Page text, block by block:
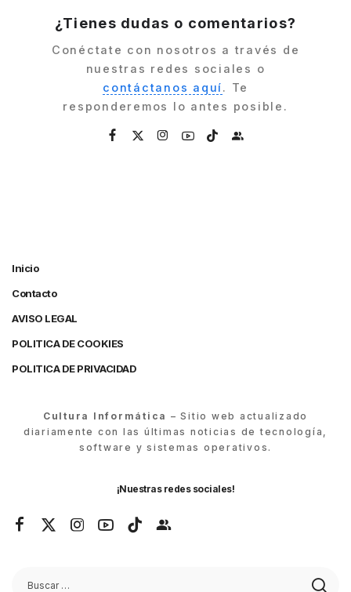
¿Tienes dudas o comentarios?
Conéctate con nosotros a través de
nuestras redes sociales o
contáctanos aquí. Te
responderemos lo antes posible.
Inicio
Contacto
AVISO LEGAL
POLITICA DE COOKIES
POLITICA DE PRIVACIDAD
Cultura Informática – Sitio web actualizado
diariamente con las últimas noticias de tecnología,
software y sistemas operativos.
¡Nuestras redes sociales!